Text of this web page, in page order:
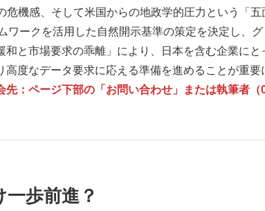
機感、そして米国からの地政学的圧力という「
ークを活用した自然開示基準の策定を決定し、
と市場要求の乖離」により、日本を含む企業に
度なデータ要求に応える準備を進めることが重要
先：ページ下部の「お問い合わせ」または執筆者
歩前進？